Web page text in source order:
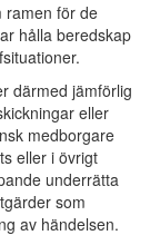
ramen för de
hålla beredskap
därmed jämförlig
eller
medborgare
eller i övrigt
underrätta
som
av händelsen.